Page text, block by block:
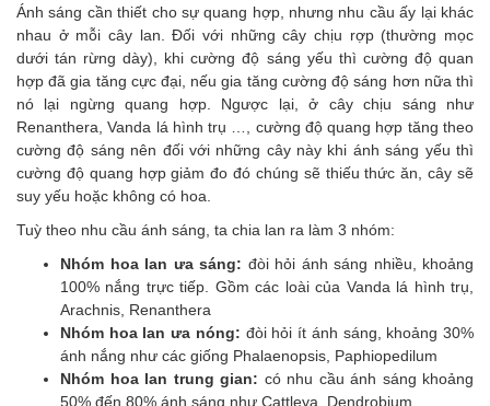
Ánh sáng cần thiết cho sự quang hợp, nhưng nhu cầu ấy lại khác
nhau ở mỗi cây lan. Đối với những cây chịu rợp (thường mọc
dưới tán rừng dày), khi cường độ sáng yếu thì cường độ quan
hợp đã gia tăng cực đại, nếu gia tăng cường độ sáng hơn nữa thì
nó lại ngừng quang hợp. Ngược lại, ở cây chịu sáng như
Renanthera, Vanda lá hình trụ …, cường độ quang hợp tăng theo
cường độ sáng nên đối với những cây này khi ánh sáng yếu thì
cường độ quang hợp giảm đo đó chúng sẽ thiếu thức ăn, cây sẽ
suy yếu hoặc không có hoa.
Tuỳ theo nhu cầu ánh sáng, ta chia lan ra làm 3 nhóm:
Nhóm hoa lan ưa sáng: đòi hỏi ánh sáng nhiều, khoảng
100% nắng trực tiếp. Gồm các loài của Vanda lá hình trụ,
Arachnis, Renanthera
Nhóm hoa lan ưa nóng: đòi hỏi ít ánh sáng, khoảng 30%
ánh nắng như các giống Phalaenopsis, Paphiopedilum
Nhóm hoa lan trung gian: có nhu cầu ánh sáng khoảng
50% đến 80% ánh sáng như Cattleya, Dendrobium